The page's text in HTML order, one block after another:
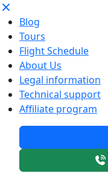
Blog
Tours
Flight Schedule
About Us
Legal information
Technical support
Affiliate program